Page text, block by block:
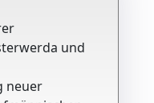
und
neuer